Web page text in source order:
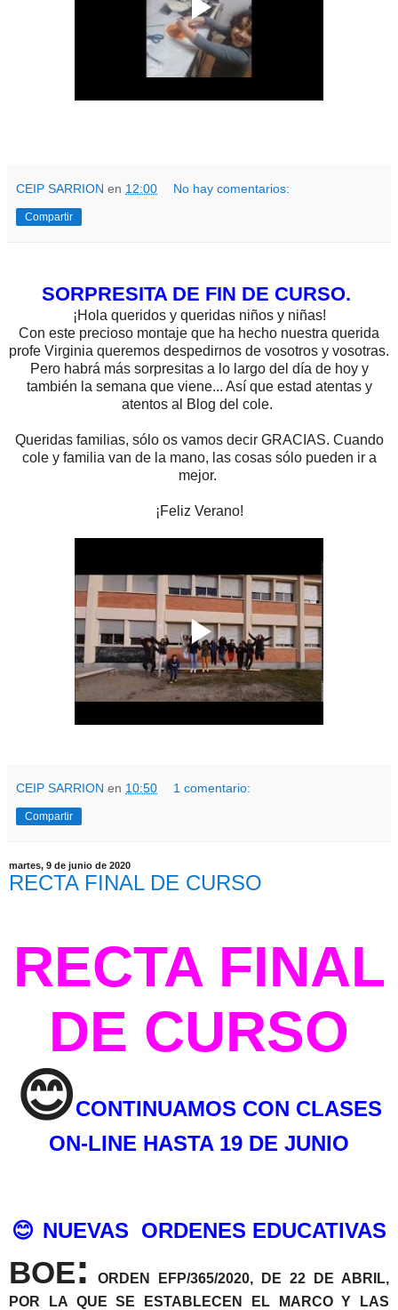
CEIP SARRION en 12:00 No hay comentarios:
Compartir
SORPRESITA DE FIN DE CURSO.
¡Hola queridos y queridas niños y niñas!
Con este precioso montaje que ha hecho nuestra querida
profe Virginia queremos despedirnos de vosotros y vosotras.
Pero habrá más sorpresitas a lo largo del día de hoy y
también la semana que viene... Así que estad atentas y
atentos al Blog del cole.
Queridas familias, sólo os vamos decir GRACIAS. Cuando
cole y familia van de la mano, las cosas sólo pueden ir a
mejor.
¡Feliz Verano!
CEIP SARRION en 10:50 1 comentario:
Compartir
martes, 9 de junio de 2020
RECTA FINAL DE CURSO
RECTA FINAL
DE CURSO
😊CONTINUAMOS CON CLASES
ON-LINE HASTA 19 DE JUNIO
😊 NUEVAS ORDENES EDUCATIVAS
BOE:
ORDEN EFP/365/2020, DE 22 DE ABRIL,
POR LA QUE SE ESTABLECEN EL MARCO Y LAS